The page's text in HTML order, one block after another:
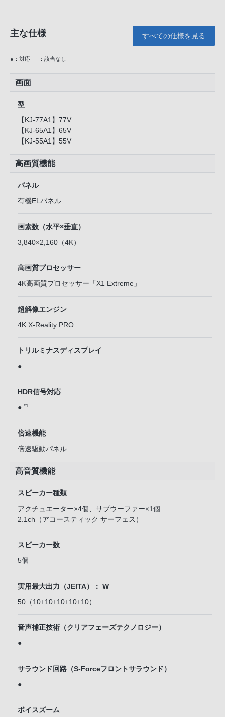
主な仕様 すべての仕様を見る
●：対応 -：該当なし
画面
型
【KJ-77A1】77V
【KJ-65A1】65V
【KJ-55A1】55V
高画質機能
パネル
有機ELパネル
画素数（水平×垂直）
3,840×2,160（4K）
高画質プロセッサー
4K高画質プロセッサー「X1 Extreme」
超解像エンジン
4K X-Reality PRO
トリルミナスディスプレイ
●
HDR信号対応
● *1
倍速機能
倍速駆動パネル
高音質機能
スピーカー種類
アクチュエーター×4個、サブウーファー×1個
2.1ch（アコースティック サーフェス）
スピーカー数
5個
実用最大出力（JEITA）： W
50（10+10+10+10+10）
音声補正技術（クリアフェーズテクノロジー）
●
サラウンド回路（S-Forceフロントサラウンド）
●
ボイスズーム